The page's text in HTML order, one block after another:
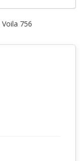
Voila 756